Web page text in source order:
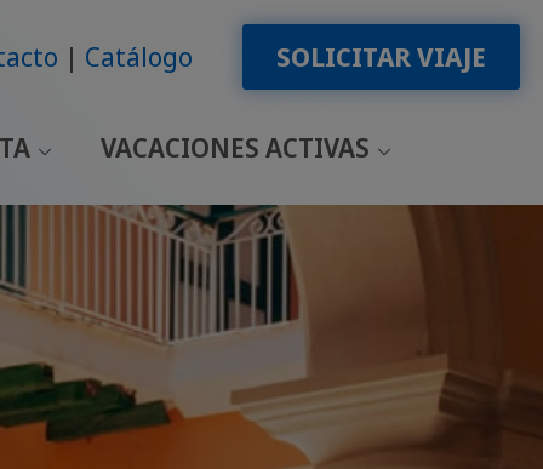
Catálogo SOLICITAR VIAJE
VACACIONES ACTIVAS